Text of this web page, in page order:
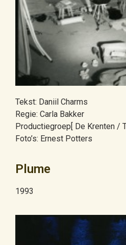
Tekst: Daniil Charms
Regie: Carla Bakker
Productiegroep[ De Krenten /
Foto’s: Ernest Potters
Plume
1993